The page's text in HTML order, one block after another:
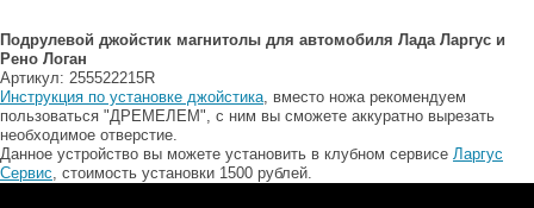
Подрулевой джойстик магнитолы для автомобиля Лада Ларгус и
Рено Логан
Артикул: 255522215R
Инструкция по установке джойстика , вместо ножа рекомендуем
пользоваться "ДРЕМЕЛЕМ", с ним вы сможете аккуратно вырезать
необходимое отверстие.
Данное устройство вы можете установить в клубном сервисе Ларгус
Сервис , стоимость установки 1500 рублей.